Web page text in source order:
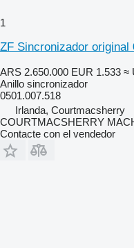
1
ZF Sincronizador original
ARS 2.650.000 EUR 1.533 ≈
Anillo sincronizador
0501.007.518
Irlanda, Courtmacsherry
COURTMACSHERRY
Contacte con el vendedor